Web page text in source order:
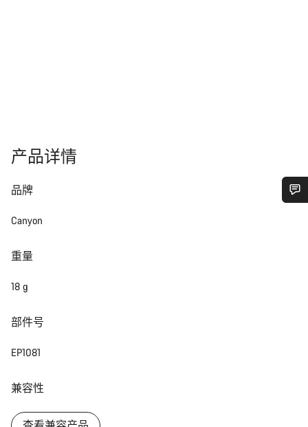
产品详情
品牌
Canyon
重量
18 g
部件号
EP1081
兼容性
您需要帮助吗？